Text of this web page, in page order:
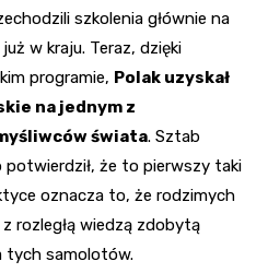
szkolenia głównie na
w kraju. Teraz, dzięki
programie, Polak uzyskał
na jednym z
świata. Sztab
potwierdził, że to pierwszy taki
oznacza to, że rodzimych
rozległą wiedzą zdobytą
tych samolotów.